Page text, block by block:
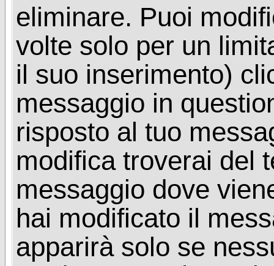
eliminare. Puoi
volte solo per un
il suo inserimento)
messaggio in
risposto al tuo
modifica troverai del
messaggio dove
hai modificato il
apparirà solo se